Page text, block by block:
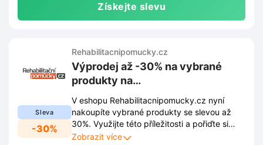
Získejte slevu
Sleva
-30%
Rehabilitacnipomucky.cz
Výprodej až -30% na vybrané
produkty na
Rehabilitacnipomucky.cz
V eshopu Rehabilitacnipomucky.cz nyní
nakoupíte vybrané produkty se slevou až
30%. Využijte této příležitosti a pořiďte si
kvalitní rehabilitační pomůcky za skvělé
Zobrazit více